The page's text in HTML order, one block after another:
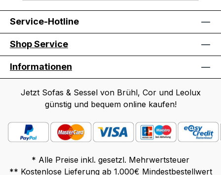
Service-Hotline
Shop Service
Informationen
Jetzt Sofas & Sessel von Brühl, Cor und Leolux
günstig und bequem online kaufen!
* Alle Preise inkl. gesetzl. Mehrwertsteuer
** Kostenlose Lieferung ab 1.000€ Mindestbestellwert